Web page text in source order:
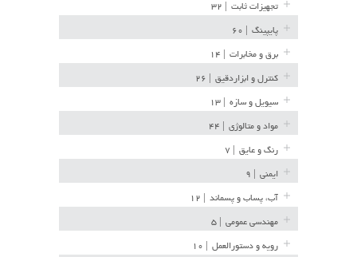
تجهیزات ثابت
پایپینگ
برق و مخابرات
کنترل و ابزاردقیق
سیویل و سازه
مواد و متالوژی
رنگ و عایق
ایمنی
آب، پساب و پسماند
مهندسی عمومی
رویه و دستورالعمل